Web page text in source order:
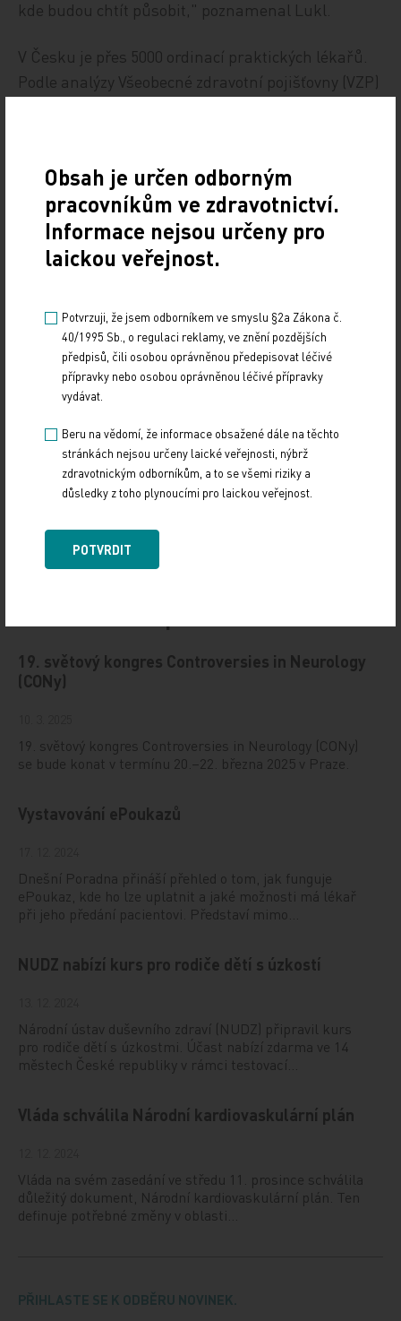
kde budou chtít působit," poznamenal Lukl.
V Česku je přes 5000 ordinací praktických lékařů.
Podle analýzy Všeobecné zdravotní pojišťovny (VZP)
více léků. Naopak mají asi o 30 procent nižší
náklady na ambulantní specialisty. Venkovští
lékaři totiž často vykonávají i některé úkony, které
ve větších městech dělají specialisté.
Z REGIONŮ
Sdílejte článek
19. světový kongres Controversies in Neurology
(CONy)
19. světový kongres Controversies in Neurology (CONy)
se bude konat v termínu 20.–22. března 2025 v Praze.
Vystavování ePoukazů
Dnešní Poradna přináší přehled o tom, jak funguje
ePoukaz, kde ho lze uplatnit a jaké možnosti má lékař
při jeho předání pacientovi. Představí mimo…
NUDZ nabízí kurs pro rodiče dětí s úzkostí
Národní ústav duševního zdraví (NUDZ) připravil kurs
pro rodiče dětí s úzkostmi. Účast nabízí zdarma ve 14
městech České republiky v rámci testovací…
Vláda schválila Národní kardiovaskulární plán
Vláda na svém zasedání ve středu 11. prosince schválila
důležitý dokument, Národní kardiovaskulární plán. Ten
definuje potřebné změny v oblasti…
PŘIHLASTE SE K ODBĚRU NOVINEK.
Obsah je určen odborným
pracovníkům ve zdravotnictví.
Informace nejsou určeny pro
laickou veřejnost.
Potvrzuji, že jsem odborníkem ve smyslu §2a Zákona č.
40/1995 Sb., o regulaci reklamy, ve znění pozdějších
předpisů, čili osobou oprávněnou předepisovat léčivé
přípravky nebo osobou oprávněnou léčivé přípravky
vydávat.
Beru na vědomí, že informace obsažené dále na těchto
stránkách nejsou určeny laické veřejnosti, nýbrž
zdravotnickým odborníkům, a to se všemi riziky a
důsledky z toho plynoucími pro laickou veřejnost.
POTVRDIT